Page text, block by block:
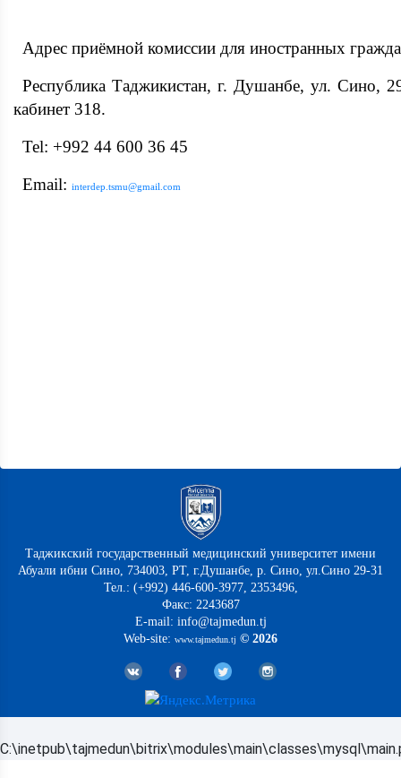
Адрес приёмной комиссии для иностранных
Республика Таджикистан, г. Душанбе, ул. Сино,
кабинет 318.
Tel: +992 44 600 36 45
Email: interdep.tsmu@gmail.com
Таджикский государственный медицинский университет имени
Абуали ибни Сино, 734003, РТ, г.Душанбе, р. Сино, ул.Сино 29-31
Тел.: (+992) 446-600-3977, 2353496,
Факс: 2243687
E-mail: info@tajmedun.tj
Web-site: www.tajmedun.tj © 2026